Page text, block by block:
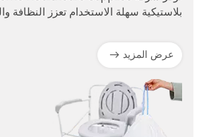
بلاستيكية سهلة الاستخدام تعزز النظافة
عرض المزيد